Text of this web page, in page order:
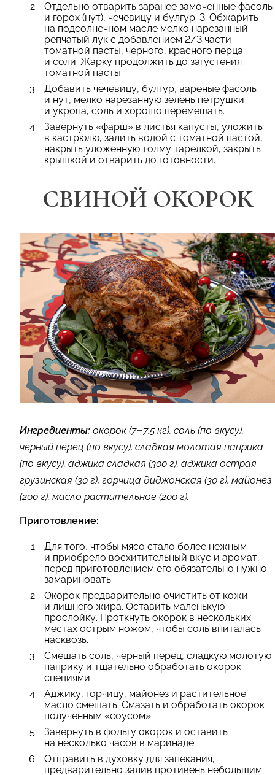
Отдельно отварить заранее замоченные фасоль
и горох (нут), чечевицу и булгур. 3. Обжарить
на подсолнечном масле мелко нарезанный
репчатый лук с добавлением 2/3 части
томатной пасты, черного, красного перца
и соли. Жарку продолжить до загустения
томатной пасты.
Добавить чечевицу, булгур, вареные фасоль
и нут, мелко нарезанную зелень петрушки
и укропа, соль и хорошо перемешать.
Завернуть «фарш» в листья капусты, уложить
в кастрюлю, залить водой с томатной пастой,
накрыть уложенную толму тарелкой, закрыть
крышкой и отварить до готовности.
СВИНОЙ ОКОРОК
Ингредиенты: окорок (7−7,5 кг), соль (по вкусу),
черный перец (по вкусу), сладкая молотая паприка
(по вкусу), аджика сладкая (300 г), аджика острая
грузинская (30 г), горчица диджонская (30 г), майонез
(200 г), масло растительное (200 г).
Приготовление:
Для того, чтобы мясо стало более нежным
и приобрело восхитительный вкус и аромат,
перед приготовлением его обязательно нужно
замариновать.
Окорок предварительно очистить от кожи
и лишнего жира. Оставить маленькую
прослойку. Проткнуть окорок в нескольких
местах острым ножом, чтобы соль впиталась
насквозь.
Смешать соль, черный перец, сладкую молотую
паприку и тщательно обработать окорок
специями.
Аджику, горчицу, майонез и растительное
масло смешать. Смазать и обработать окорок
полученным «соусом».
Завернуть в фольгу окорок и оставить
на несколько часов в маринаде.
Отправить в духовку для запекания,
предварительно залив противень небольшим